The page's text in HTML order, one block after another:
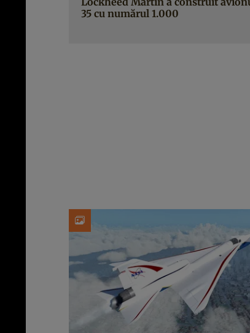
35 cu numărul 1.000